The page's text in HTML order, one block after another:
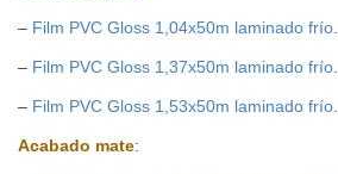
– Film PVC Gloss 1,04x50m laminado frío.
– Film PVC Gloss 1,37x50m laminado frío.
– Film PVC Gloss 1,53x50m laminado frío.
Acabado mate: